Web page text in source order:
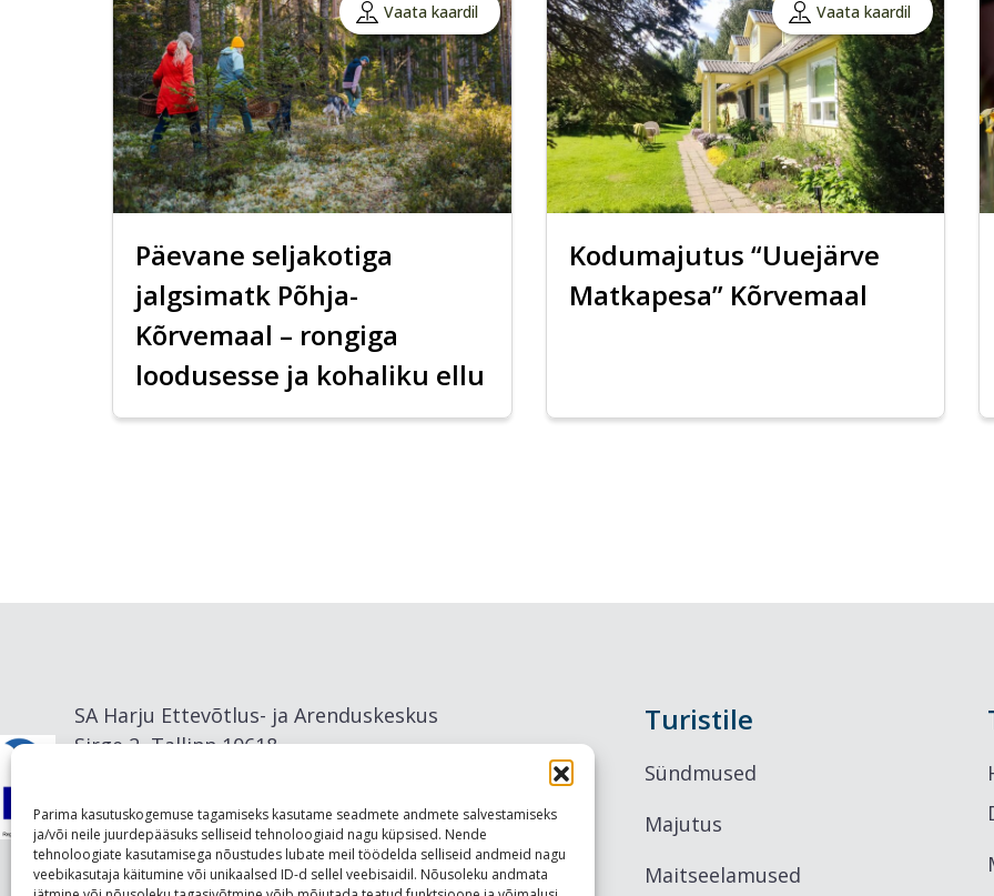
Parima kasutuskogemuse tagamiseks kasutame seadmete andmete salvestamiseks
ja/või neile juurdepääsuks selliseid tehnoloogiaid nagu küpsised. Nende
tehnoloogiate kasutamisega nõustudes lubate meil töödelda selliseid andmeid nagu
veebikasutaja käitumine või unikaalsed ID-d sellel veebisaidil. Nõusoleku andmata
Vaata kaardil
Päevane seljakotiga
jalgsimatk Põhja-
Kõrvemaal – rongiga
loodusesse ja kohaliku ellu
Vaata kaardil
Kodumajutus “Uuejärve
Matkapesa” Kõrvemaal
SA Harju Ettevõtlus- ja Arenduskeskus
Sirge 2, Tallinn 10618
Turistile
Sündmused
Majutus
Maitseelamused